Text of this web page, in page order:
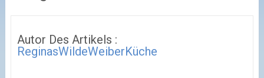
Autor Des Artikels :
ReginasWildeWeiberKüche